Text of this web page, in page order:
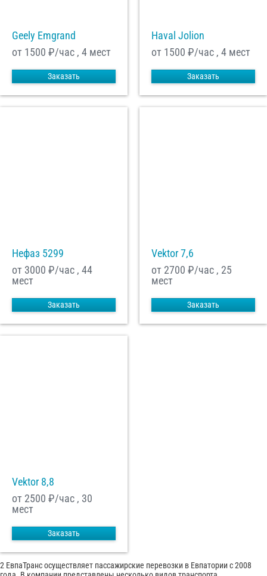
Geely Emgrand
от 1500 ₽/час , 4 мест
Заказать
Haval Jolion
от 1500 ₽/час , 4 мест
Заказать
Нефаз 5299
от 3000 ₽/час , 44
мест
Заказать
Vektor 7,6
от 2700 ₽/час , 25
мест
Заказать
Vektor 8,8
от 2500 ₽/час , 30
мест
Заказать
2 ЕвпаТранс осуществляет пассажирские перевозки в Евпатории с 2008